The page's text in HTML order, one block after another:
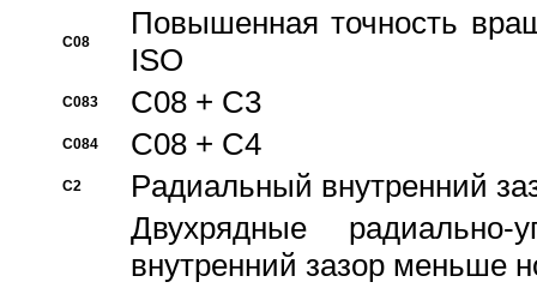
C08
Повышенная точность
ISO
C083 C08 + C3
C084 C08 + C4
C2
Pадиальный внутренний
Двухрядные радиально-
внутренний зазор меньше